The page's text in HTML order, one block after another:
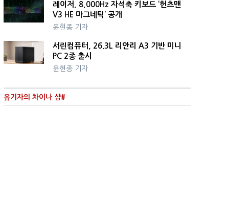
레이저, 8,000Hz 자석축 키보드 ‘헌츠맨
V3 HE 마그네틱’ 공개
윤현종 기자
서린컴퓨터, 26.3L 리안리 A3 기반 미니
PC 2종 출시
윤현종 기자
유기자의 차이나 샵#